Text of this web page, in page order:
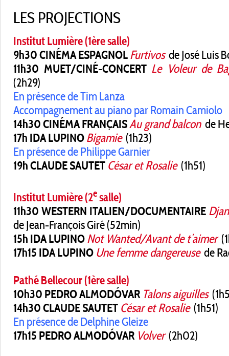
LES PROJECTIONS
Institut Lumière (1ère salle)
9h30 CINÉMA ESPAGNOLFurtivosde José Luis
11h30 MUET/CINÉ-CONCERT Le Voleur de
(2h29)
En présence de Tim Lanza
Accompagnement au piano par Romain Camiolo
14h30 CINÉMA FRANÇAISAu grand balconde
17h IDA LUPINOBigamie(1h23)
En présence de Philippe Garnier
19h CLAUDE SAUTET César et Rosalie(1h51)
Institut Lumière (2esalle)
11h30 WESTERN ITALIEN/DOCUMENTAIRE
de Jean-François Giré (52min)
15h IDA LUPINONot Wanted/Avant de t’aimer
17h15 IDA LUPINO Une femme dangereusede
Pathé Bellecour (1ère salle)
10h30 PEDRO ALMODÓVAR Talons aiguilles
14h30 CLAUDE SAUTET César et Rosalie(1h51)
En présence de Delphine Gleize
17h15 PEDRO ALMODÓVAR Volver(2h02)